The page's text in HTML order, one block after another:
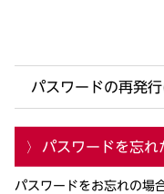
パスワードの再発
パスワードを忘れ
パスワードをお忘れの場